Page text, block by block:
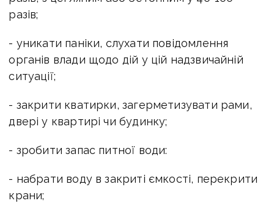
разів;
- уникати паніки, слухати повідомлення
органів влади щодо дій у цій надзвичайній
ситуації;
- закрити кватирки, загерметизувати рами,
двері у квартирі чи будинку;
- зробити запас питної води:
- набрати воду в закриті ємкості, перекрити
крани;